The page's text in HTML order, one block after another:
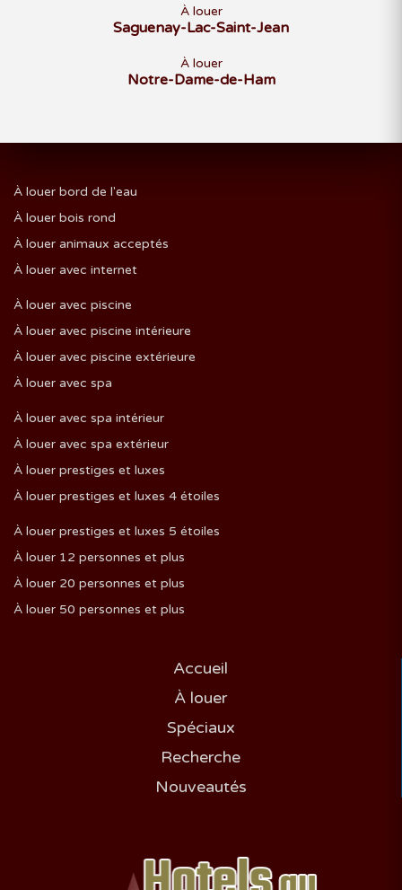
À louer
Saguenay-Lac-Saint-Jean
À louer
Notre-Dame-de-Ham
À louer bord de l'eau
À louer bois rond
À louer animaux acceptés
À louer avec internet
À louer avec piscine
À louer avec piscine intérieure
À louer avec piscine extérieure
À louer avec spa
À louer avec spa intérieur
À louer avec spa extérieur
À louer prestiges et luxes
À louer prestiges et luxes 4 étoiles
À louer prestiges et luxes 5 étoiles
À louer 12 personnes et plus
À louer 20 personnes et plus
À louer 50 personnes et plus
Accueil
À louer
Spéciaux
Recherche
Nouveautés